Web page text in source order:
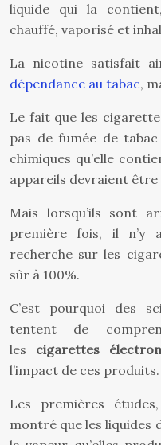
liquide qui la
chauffé, vaporisé et
La nicotine satisfait
dépendance au tabac,
Le fait que les
pas de fumée de
chimiques qu’elle
appareils devraient être
Mais lorsqu’ils sont
première fois, il n’y
recherche sur les
sûr à 100%.
C’est pourquoi des
tentent de
les cigarettes
l’impact de ces produits.
Les premières
montré que les liquides